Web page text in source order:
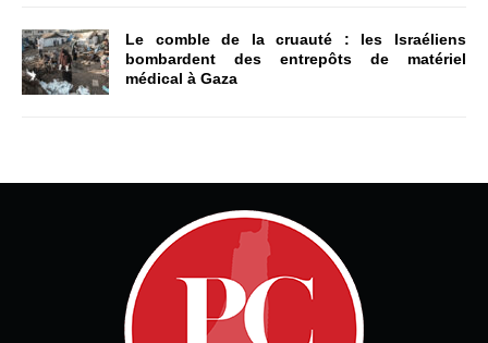
Le comble de la cruauté : les Israéliens
bombardent des entrepôts de matériel
médical à Gaza